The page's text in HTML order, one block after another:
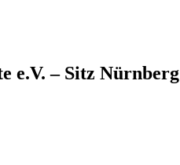
e.V. – Sitz Nürnberg